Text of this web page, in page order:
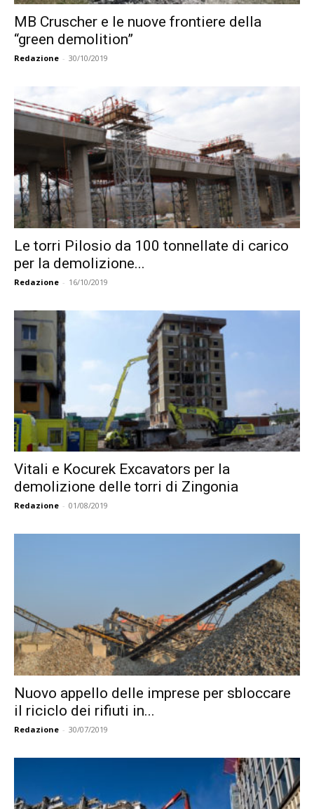
MB Cruscher e le nuove frontiere della
“green demolition”
Redazione - 30/10/2019
Le torri Pilosio da 100 tonnellate di carico
per la demolizione...
Redazione - 16/10/2019
Vitali e Kocurek Excavators per la
demolizione delle torri di Zingonia
Redazione - 01/08/2019
Nuovo appello delle imprese per sbloccare
il riciclo dei rifiuti in...
Redazione - 30/07/2019